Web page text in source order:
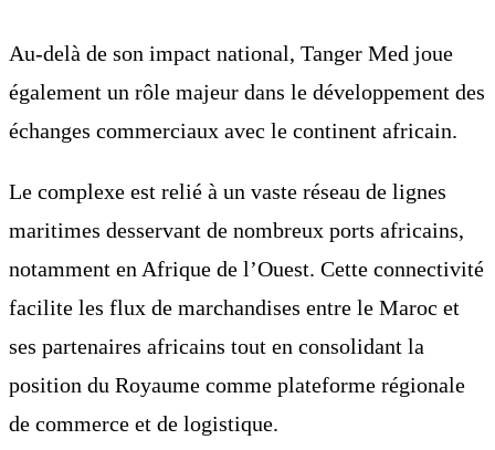
Au-delà de son impact national, Tanger Med joue
également un rôle majeur dans le développement des
échanges commerciaux avec le continent africain.
Le complexe est relié à un vaste réseau de lignes
maritimes desservant de nombreux ports africains,
notamment en Afrique de l’Ouest. Cette connectivité
facilite les flux de marchandises entre le Maroc et
ses partenaires africains tout en consolidant la
position du Royaume comme plateforme régionale
de commerce et de logistique.